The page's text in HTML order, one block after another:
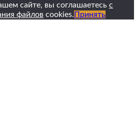
сайте, вы соглашаетесь с
файлов cookies. Принять